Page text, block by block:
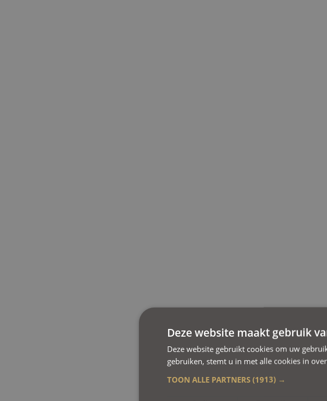
Deze website maakt gebruik
Deze website gebruikt cookies om uw
gebruiken, stemt u in met alle cookies in
TOON ALLE PARTNERS (1913) →